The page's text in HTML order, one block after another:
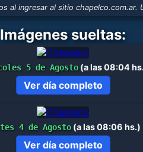
al ingresar al sitio
Imágenes sueltas:
5 de Agosto(a las 08:04
Ver día completo
4 de Agosto(a las 08:06 hs.)
Ver día completo